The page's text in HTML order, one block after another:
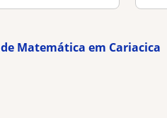
Matemática em Cariacica